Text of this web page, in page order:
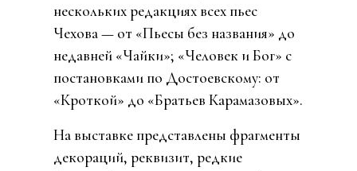
нескольких редакциях всех пьес
Чехова — от «Пьесы без названия» до
недавней «Чайки»; «Человек и Бог» с
постановками по Достоевскому: от
«Кроткой» до «Братьев Карамазовых».
На выставке представлены фрагменты
декораций, реквизит, редкие